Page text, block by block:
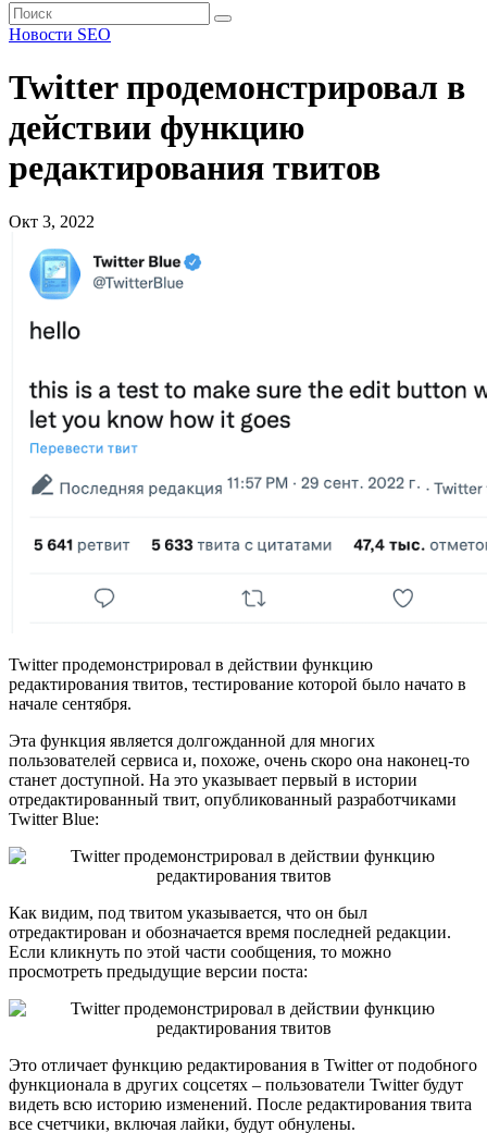
Новости SEO
Twitter продемонстрировал в
действии функцию
редактирования твитов
Окт 3, 2022
Twitter продемонстрировал в действии функцию
редактирования твитов, тестирование которой было начато в
начале сентября.
Эта функция является долгожданной для многих
пользователей сервиса и, похоже, очень скоро она наконец-то
станет доступной. На это указывает первый в истории
отредактированный твит, опубликованный разработчиками
Twitter Blue:
Как видим, под твитом указывается, что он был
отредактирован и обозначается время последней редакции.
Если кликнуть по этой части сообщения, то можно
просмотреть предыдущие версии поста:
Это отличает функцию редактирования в Twitter от подобного
функционала в других соцсетях – пользователи Twitter будут
видеть всю историю изменений. После редактирования твита
все счетчики, включая лайки, будут обнулены.